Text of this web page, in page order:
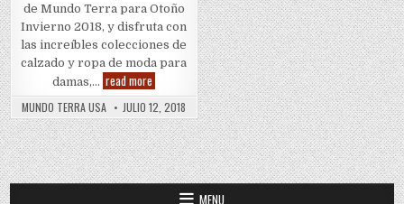
de Mundo Terra para Otoño
Invierno 2018, y disfruta con
las increíbles colecciones de
calzado y ropa de moda para
damas,… read more
Catálogos
Mundo
Terra
Otoño
Invierno
2018
–
2019
MUNDO TERRA USA JULIO 12, 2018
MENU